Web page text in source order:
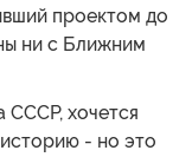
проектом до
ни с Ближним
СССР, хочется
- но это